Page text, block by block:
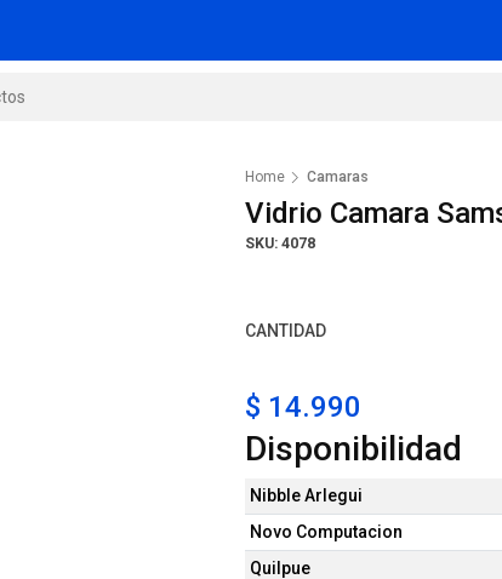
Home Camaras
Vidrio Camara
SKU: 4078
CANTIDAD
$ 14.990
Disponibilidad
Nibble Arlegui
Novo Computacion
Quilpue